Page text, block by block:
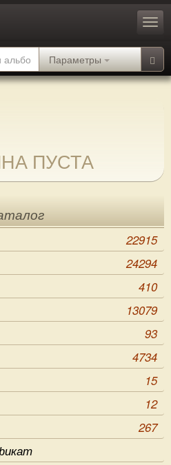
Параметры
ПУСТА
22915
24294
410
13079
93
4734
15
12
267